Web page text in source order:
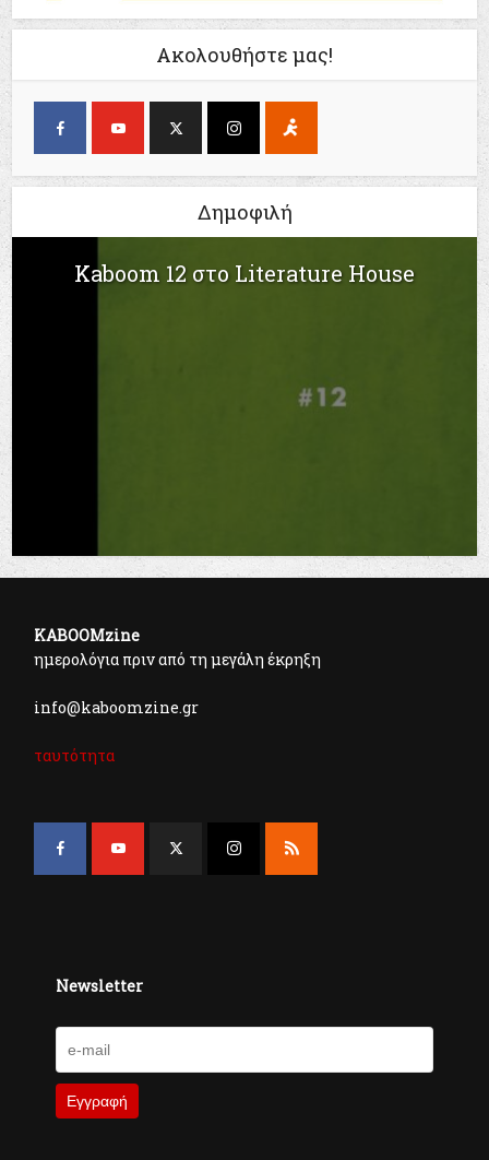
Ακολουθήστε μας!
Δημοφιλή
Kaboom 12 στο Literature House
KABOOMzine
ημερολόγια πριν από τη μεγάλη έκρηξη
info@kaboomzine.gr
ταυτότητα
Newsletter